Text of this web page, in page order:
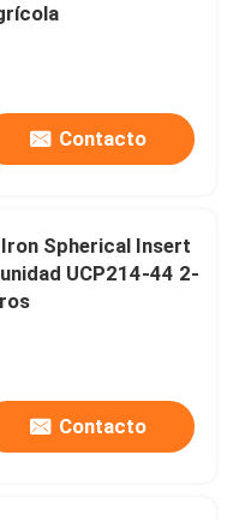
Contacto
Iron Spherical Insert
UCP214-44 2-
Contacto